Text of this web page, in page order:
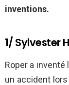
inventions.
1/ Sylvester
Roper a inventé
un accident